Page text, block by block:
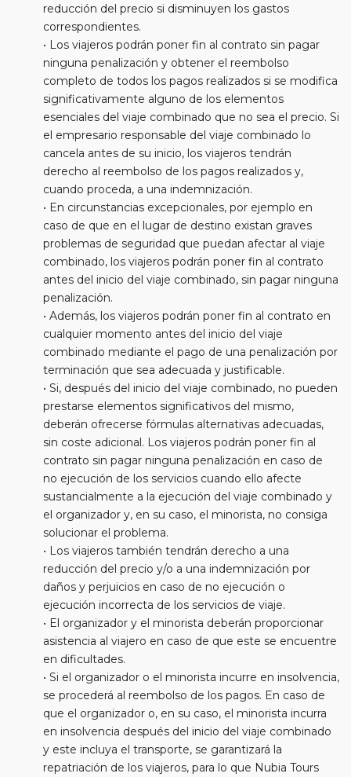
reducción del precio si disminuyen los gastos
correspondientes.
• Los viajeros podrán poner fin al contrato sin pagar
ninguna penalización y obtener el reembolso
completo de todos los pagos realizados si se modifica
significativamente alguno de los elementos
esenciales del viaje combinado que no sea el precio. Si
el empresario responsable del viaje combinado lo
cancela antes de su inicio, los viajeros tendrán
derecho al reembolso de los pagos realizados y,
cuando proceda, a una indemnización.
• En circunstancias excepcionales, por ejemplo en
caso de que en el lugar de destino existan graves
problemas de seguridad que puedan afectar al viaje
combinado, los viajeros podrán poner fin al contrato
antes del inicio del viaje combinado, sin pagar ninguna
penalización.
• Además, los viajeros podrán poner fin al contrato en
cualquier momento antes del inicio del viaje
combinado mediante el pago de una penalización por
terminación que sea adecuada y justificable.
• Si, después del inicio del viaje combinado, no pueden
prestarse elementos significativos del mismo,
deberán ofrecerse fórmulas alternativas adecuadas,
sin coste adicional. Los viajeros podrán poner fin al
contrato sin pagar ninguna penalización en caso de
no ejecución de los servicios cuando ello afecte
sustancialmente a la ejecución del viaje combinado y
el organizador y, en su caso, el minorista, no consiga
solucionar el problema.
• Los viajeros también tendrán derecho a una
reducción del precio y/o a una indemnización por
daños y perjuicios en caso de no ejecución o
ejecución incorrecta de los servicios de viaje.
• El organizador y el minorista deberán proporcionar
asistencia al viajero en caso de que este se encuentre
en dificultades.
• Si el organizador o el minorista incurre en insolvencia,
se procederá al reembolso de los pagos. En caso de
que el organizador o, en su caso, el minorista incurra
en insolvencia después del inicio del viaje combinado
y este incluya el transporte, se garantizará la
repatriación de los viajeros, para lo que Nubia Tours